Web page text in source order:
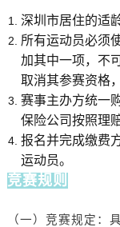
深圳市居住的适
所有运动员必须
加其中一项，不
取消其参赛资格
赛事主办方统一
保险公司按照理
报名并完成缴费
运动员。
竞赛规则
（一）竞赛规定：